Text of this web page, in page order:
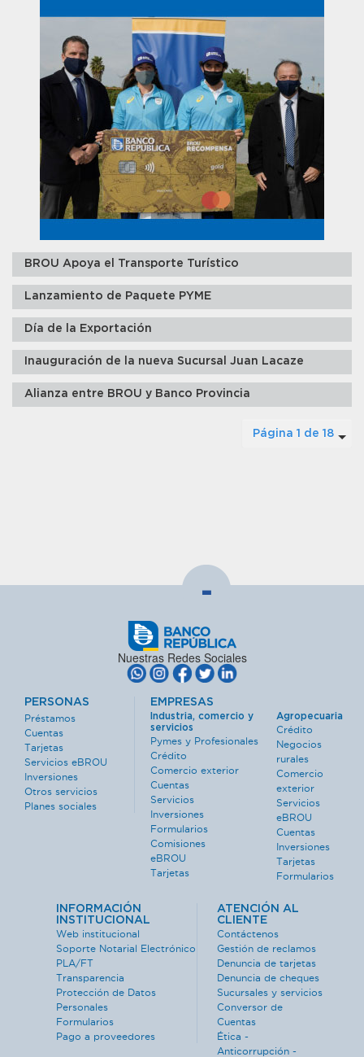
BROU Apoya el Transporte Turístico
Lanzamiento de Paquete PYME
Día de la Exportación
Inauguración de la nueva Sucursal Juan Lacaze
Alianza entre BROU y Banco Provincia
Página 1 de 18
-
Nuestras Redes Sociales
PERSONAS
Préstamos
Cuentas
Tarjetas
Servicios eBROU
Inversiones
Otros servicios
Planes sociales
EMPRESAS
Industria, comercio y
servicios
Pymes y Profesionales
Crédito
Comercio exterior
Cuentas
Servicios
Inversiones
Formularios
Comisiones
eBROU
Tarjetas
Agropecuaria
Crédito
Negocios
rurales
Comercio
exterior
Servicios
eBROU
Cuentas
Inversiones
Tarjetas
Formularios
INFORMACIÓN
INSTITUCIONAL
Web institucional
Soporte Notarial Electrónico
PLA/FT
Transparencia
Protección de Datos
Personales
Formularios
Pago a proveedores
ATENCIÓN AL
CLIENTE
Contáctenos
Gestión de reclamos
Denuncia de tarjetas
Denuncia de cheques
Sucursales y servicios
Conversor de
Cuentas
Ética -
Anticorrupción -